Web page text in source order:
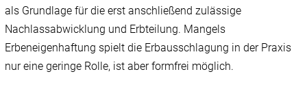
als Grundlage für die erst anschließend zulässige
Nachlassabwicklung und Erbteilung. Mangels
Erbeneigenhaftung spielt die Erbausschlagung in der Praxis
nur eine geringe Rolle, ist aber formfrei möglich.